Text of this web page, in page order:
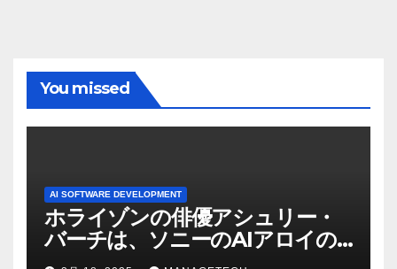
You missed
AI SOFTWARE DEVELOPMENT
ホライゾンの俳優アシュリー・
バーチは、ソニーのAIアロイの
ビデオを見て「ゲームパフォー